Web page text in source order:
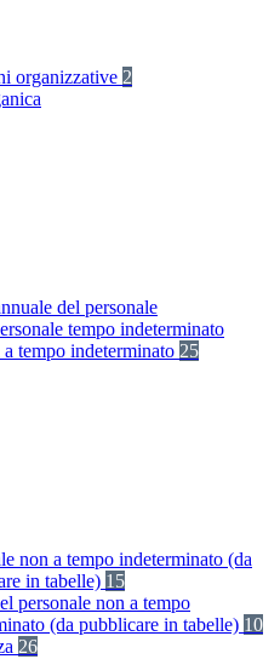
organizzative 2
del personale
tempo indeterminato
a tempo indeterminato 25
non a tempo indeterminato (da
in tabelle) 15
personale non a tempo
(da pubblicare in tabelle) 10
26